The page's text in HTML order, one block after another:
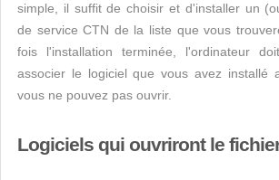
simple, il suffit de choisir et d'installer un
de service CTN de la liste que vous
fois l'installation terminée, l'ordinateur
associer le logiciel que vous avez installé
vous ne pouvez pas ouvrir.
Logiciels qui ouvriront le